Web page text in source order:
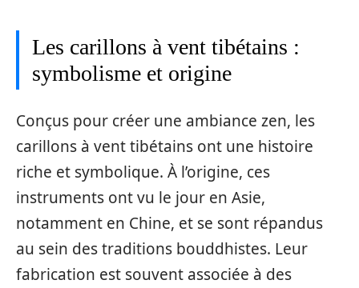
Les carillons à vent tibétains :
symbolisme et origine
Conçus pour créer une ambiance zen, les
carillons à vent tibétains ont une histoire
riche et symbolique. À l’origine, ces
instruments ont vu le jour en Asie,
notamment en Chine, et se sont répandus
au sein des traditions bouddhistes. Leur
fabrication est souvent associée à des